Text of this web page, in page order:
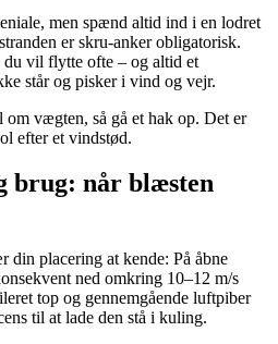
men spænd altid ind i en lodret
er skru-anker obligatorisk.
du vil flytte ofte – og altid et
står og pisker i vind og vejr.
vægten, så gå et hak op. Det er
efter et vindstød.
brug: når blæsten
placering at kende: På åbne
ned omkring 10–12 m/s
top og gennemgående luftpiber
til at lade den stå i kuling.